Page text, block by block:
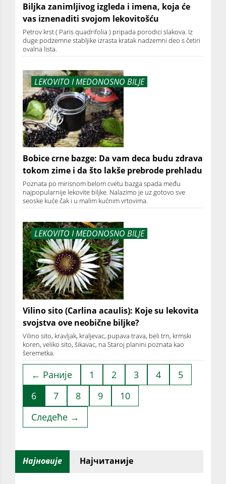
Biljka zanimljivog izgleda i imena, koja će
vas iznenaditi svojom lekovitošću
Petrov krst ( Paris quadrifolia ) pripada porodici slakova. Iz
duge podzemne stabljike izrasta kratak nadzemni deo s četiri
ovalna lista.
LEKOVITO I MEDONOSNO BILJE
Bobice crne bazge: Da vam deca budu zdrava
tokom zime i da što lakše prebrode prehladu
Poznata po mirisnom belom cvetu bazga spada među
najpopularnije lekovite biljke. Nalazimo je uz gotovo sve
seoske kuće čak i u malim kućnim vrtovima.
LEKOVITO I MEDONOSNO BILJE
Vilino sito (Carlina acaulis): Koje su lekovita
svojstva ove neobične biljke?
Vilino sito, kravljak, kraljevac, pupava trava, beli trn, krmski
koren, veliko sito, šikavac, na Staroj planini poznata kao
šeremetka.
← Раније 1 2 3 4
5
6
7 8 9
10
Следеће →
Најновије Најчитаније